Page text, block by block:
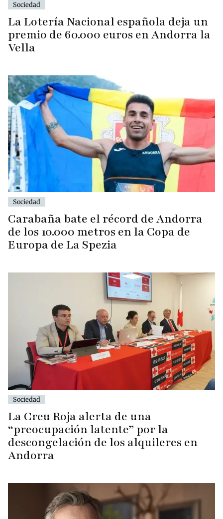
Sociedad
La Lotería Nacional española deja un
premio de 60.000 euros en Andorra la
Vella
Sociedad
Carabaña bate el récord de Andorra
de los 10.000 metros en la Copa de
Europa de La Spezia
Sociedad
La Creu Roja alerta de una
“preocupación latente” por la
descongelación de los alquileres en
Andorra